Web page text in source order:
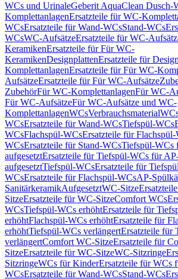
WCs und UrinaleGeberit AquaClean Dusch-
KomplettanlagenErsatzteile für WC-
WCsErsatzteile für Wand-WCsStand-WCs
WCsWC-AufsätzeErsatzteile für WC-
KeramikenErsatzteile für Für WC-
KeramikenDesignplattenErsatzteile für
KomplettanlagenErsatzteile für Für WC-
AufsätzeErsatzteile für Für WC-Aufsätze
ZubehörFür WC-KomplettanlagenFür WC-
Für WC-AufsätzeFür WC-Aufsätze und WC-
KomplettanlagenWCsVerbrauchsmaterial
WCsErsatzteile für Wand-WCsTiefspül-WCs
WCsFlachspül-WCsErsatzteile für
WCsErsatzteile für Stand-WCsTiefspül-WCs
aufgesetztErsatzteile für Tiefspül-WCs für
aufgesetztTiefspül-WCsErsatzteile für
WCsErsatzteile für Flachspül-WCsAP-
SanitärkeramikAufgesetztWC-Sitze
SitzeErsatzteile für WC-SitzeComfort WCs
WCsTiefspül-WCs erhöhtErsatzteile für
erhöhtFlachspül-WCs erhöhtErsatzteile für
erhöhtTiefspül-WCs verlängertErsatzteile für
verlängertComfort WC-SitzeErsatzteile für
SitzeErsatzteile für WC-SitzeWC-Sitzringe
SitzringeWCs für KinderErsatzteile für WCs
WCsErsatzteile für Wand-WCsStand-WCs